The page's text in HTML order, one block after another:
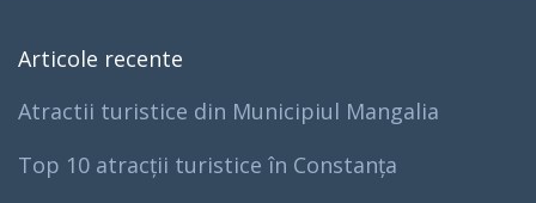
Articole recente
Atractii turistice din Municipiul Mangalia
Top 10 atracții turistice în Constanța